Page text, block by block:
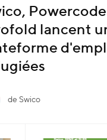
lancent
de Swico